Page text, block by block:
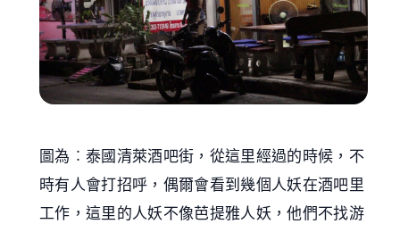
圖為︰泰國清萊酒吧街，從這里經過的時候，不
時有人會打招呼，偶爾會看到幾個人妖在酒吧里
工作，這里的人妖不像芭提雅人妖，他們不找游